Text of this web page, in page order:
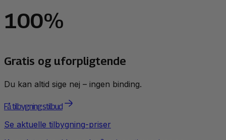
100%
Gratis og uforpligtende
Du kan altid sige nej – ingen binding.
Få tilbygningstilbud
Se aktuelle tilbygning-priser